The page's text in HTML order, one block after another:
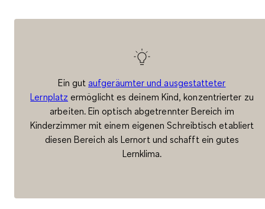
Ein gut aufgeräumter und ausgestatteter
Lernplatz ermöglicht es deinem Kind, konzentrierter zu
arbeiten. Ein optisch abgetrennter Bereich im
Kinderzimmer mit einem eigenen Schreibtisch etabliert
diesen Bereich als Lernort und schafft ein gutes
Lernklima.